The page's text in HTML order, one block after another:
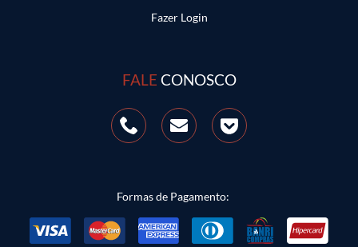
Fazer Login
FALE CONOSCO
Formas de Pagamento: